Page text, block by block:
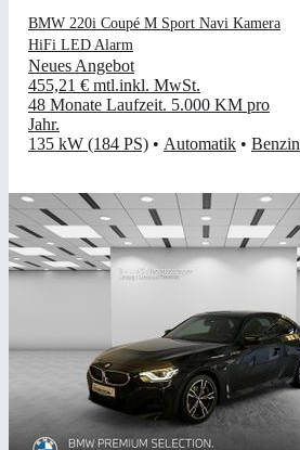
BMW 220i Coupé M Sport Navi Kamera
HiFi LED Alarm
Neues Angebot
455,21 € mtl.inkl. MwSt.
48 Monate Laufzeit. 5.000 KM pro
Jahr.
135 kW (184 PS) • Automatik • Benzin